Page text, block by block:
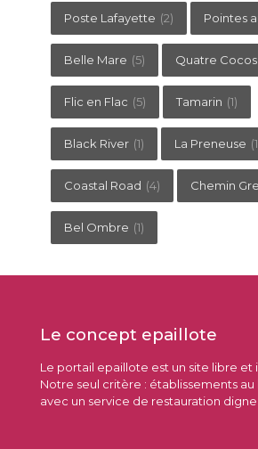
Poste Lafayette (2) Pointes
Belle Mare (5) Quatre Cocos
Flic en Flac (5) Tamarin (1)
Black River (1) La Preneuse
Coastal Road (4) Chemin
Bel Ombre (1)
Le concept epaillote
Le portail epaillote est un site libre et
Notre seul critère : établissements
avec un service de restauration